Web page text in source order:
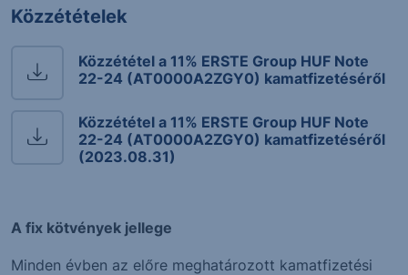
Közzétételek
Közzététel a 11% ERSTE Group HUF Note
22-24 (AT0000A2ZGY0) kamatfizetéséről
Közzététel a 11% ERSTE Group HUF Note
22-24 (AT0000A2ZGY0) kamatfizetéséről
(2023.08.31)
A fix kötvények jellege
Minden évben az előre meghatározott kamatfizetési